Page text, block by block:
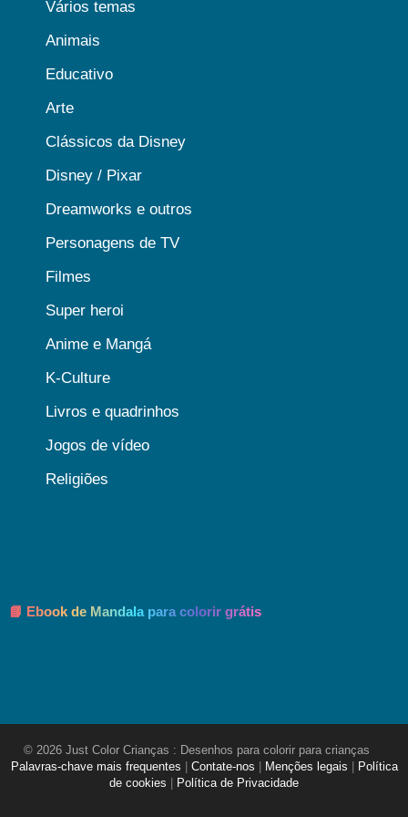
Vários temas
Animais
Educativo
Arte
Clássicos da Disney
Disney / Pixar
Dreamworks e outros
Personagens de TV
Filmes
Super heroi
Anime e Mangá
K-Culture
Livros e quadrinhos
Jogos de vídeo
Religiões
📘 Ebook de Mandala para colorir grátis
© 2026 Just Color Crianças : Desenhos para colorir para crianças
Palavras-chave mais frequentes
Contate-nos Menções legais
Política
de cookies
Política de Privacidade